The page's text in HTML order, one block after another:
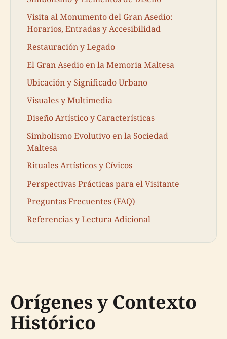
Visita al Monumento del Gran Asedio:
Horarios, Entradas y Accesibilidad
Restauración y Legado
El Gran Asedio en la Memoria Maltesa
Ubicación y Significado Urbano
Visuales y Multimedia
Diseño Artístico y Características
Simbolismo Evolutivo en la Sociedad
Maltesa
Rituales Artísticos y Cívicos
Perspectivas Prácticas para el Visitante
Preguntas Frecuentes (FAQ)
Referencias y Lectura Adicional
Orígenes y Contexto
Histórico